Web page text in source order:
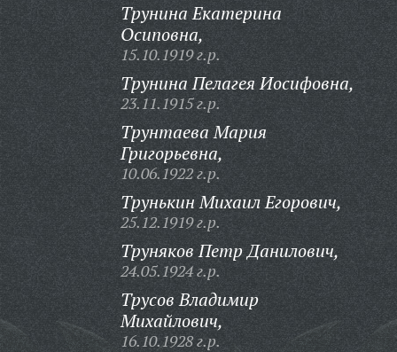
Трунина Екатерина
Осиповна,
15.10.1919 г.р.
Трунина Пелагея Иосифовна,
23.11.1915 г.р.
Трунтаева Мария
Григорьевна,
10.06.1922 г.р.
Трунькин Михаил Егорович,
25.12.1919 г.р.
Труняков Петр Данилович,
24.05.1924 г.р.
Трусов Владимир
Михайлович,
16.10.1928 г.р.